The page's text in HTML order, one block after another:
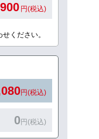
円(税込)
ください。
円(税込)
0円(税込)